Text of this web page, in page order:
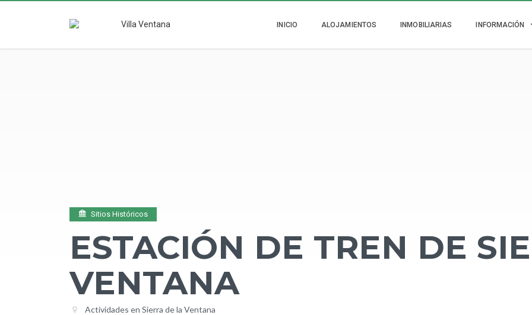
INICIO ALOJAMIENTOS INMOBILIARIAS INFORMACIÓN
Sitios Históricos
ESTACIÓN DE TREN DE
VENTANA
Actividades en Sierra de la Ventana